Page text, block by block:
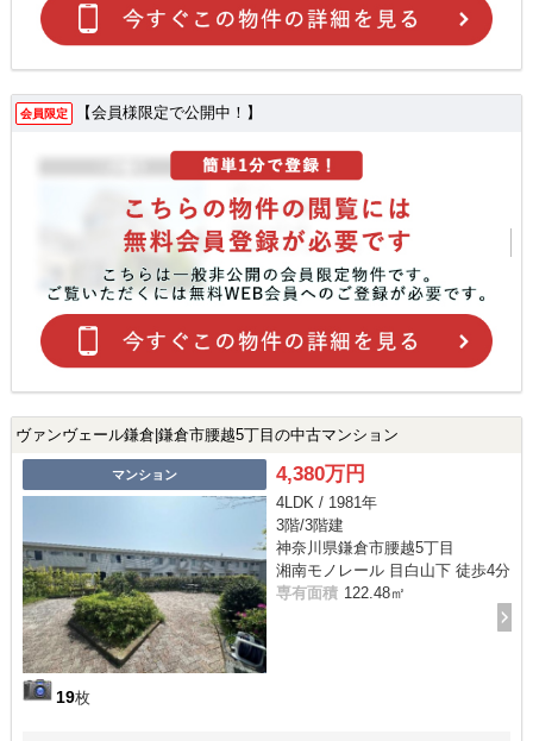
会員限定 【会員様限定で公開中！】
ヴァンヴェール鎌倉|鎌倉市腰越5丁目の中古マンション
マンション
19枚
4,380万円
4LDK / 1981年
3階/3階建
神奈川県鎌倉市腰越5丁目
湘南モノレール 目白山下 徒歩4分
専有面積 122.48㎡